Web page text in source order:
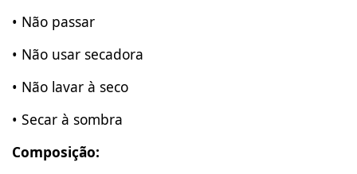
• Não passar
• Não usar secadora
• Não lavar à seco
• Secar à sombra
Composição: